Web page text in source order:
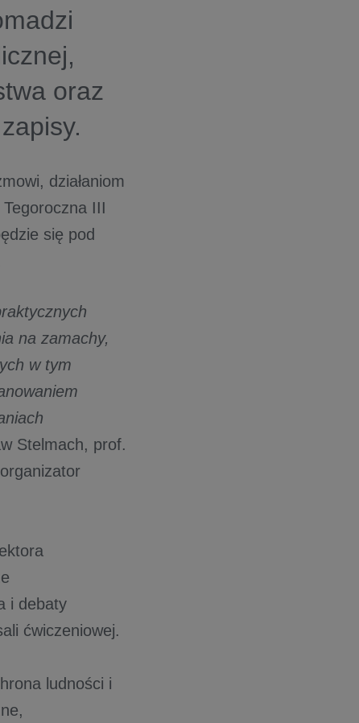
oraz
działaniom
III
się pod
na zamachy,
w tym
Stelmach, prof.
i debaty
ćwiczeniowej.
ludności i